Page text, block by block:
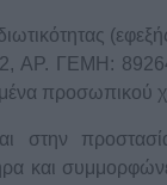
ΑΡ. ΓΕΜΗ:
στην
και